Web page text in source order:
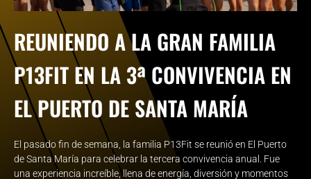
REUNIENDO A LA GRAN FAMILIA
P13FIT EN LA 3ª CONVIVENCIA EN
EL PUERTO DE SANTA MARÍA
El pasado fin de semana, la familia P13Fit se reunió en El Puerto
de Santa María para celebrar la tercera convivencia anual. Fue
una experiencia increíble, llena de energía, diversión y momentos